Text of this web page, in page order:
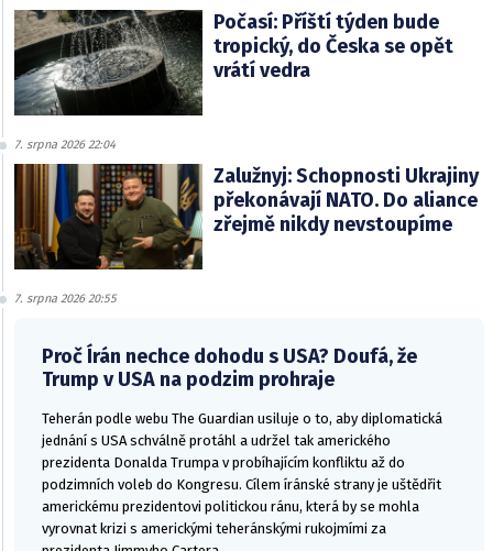
Počasí: Příští týden bude
tropický, do Česka se opět
vrátí vedra
7. srpna 2026 22:04
Zalužnyj: Schopnosti Ukrajiny
překonávají NATO. Do aliance
zřejmě nikdy nevstoupíme
7. srpna 2026 20:55
Proč Írán nechce dohodu s USA? Doufá, že
Trump v USA na podzim prohraje
Teherán podle webu The Guardian usiluje o to, aby diplomatická
jednání s USA schválně protáhl a udržel tak amerického
prezidenta Donalda Trumpa v probíhajícím konfliktu až do
podzimních voleb do Kongresu. Cílem íránské strany je uštědřit
americkému prezidentovi politickou ránu, která by se mohla
vyrovnat krizi s americkými teheránskými rukojmími za